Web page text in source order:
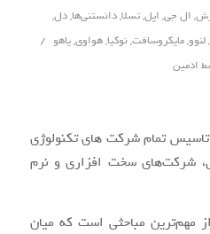
, ال جی, اپل,تسلا,دانستنی‌‌ها,دل,
,لنوو,مایکروسافت,نوکیا,هواوی,یاهو /
ادمین
تمام شرکت های تکنولوژی
شرکت‌های سخت افزاری و نرم
مهم‌ترین مباحثی است که میان